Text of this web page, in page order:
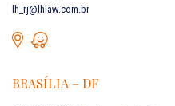
lh_rj@lhlaw.com.br
BRASÍLIA – DF